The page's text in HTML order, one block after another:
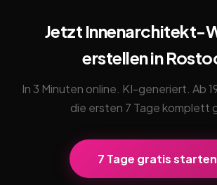
Jetzt Innenarchitekt-
erstellen in
In 3 Minuten online. KI-generiert. Ab
die ersten 7 Tage komplett
7 Tage gratis starten